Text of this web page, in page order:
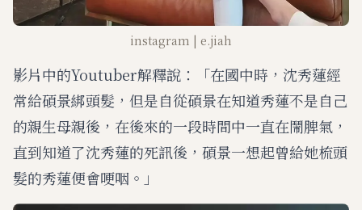
instagram | e.jiah
影片中的Youtuber解釋說：「在國中時，沈秀蓮經
常給碩景綁頭髮，但是自從碩景在知道秀蓮不是自己
的親生母親後，在後來的一段時間中一直在鬧脾氣，
直到知道了沈秀蓮的死訊後，碩景一想起曾給她梳頭
髮的秀蓮便會哽咽。」